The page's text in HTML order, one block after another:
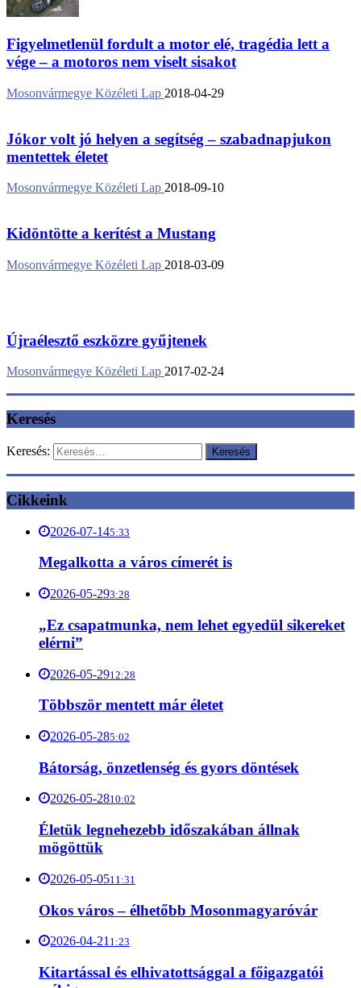
Figyelmetlenül fordult a motor elé, tragédia lett a
vége – a motoros nem viselt sisakot
Mosonvármegye Közéleti Lap 2018-04-29
Jókor volt jó helyen a segítség – szabadnapjukon
mentettek életet
Mosonvármegye Közéleti Lap 2018-09-10
Kidöntötte a kerítést a Mustang
Mosonvármegye Közéleti Lap 2018-03-09
Újraélesztő eszközre gyűjtenek
Mosonvármegye Közéleti Lap 2017-02-24
Keresés
Keresés:
Cikkeink
2026-07-145:33
Megalkotta a város címerét is
2026-05-293:28
„Ez csapatmunka, nem lehet egyedül sikereket
elérni”
2026-05-2912:28
Többször mentett már életet
2026-05-285:02
Bátorság, önzetlenség és gyors döntések
2026-05-2810:02
Életük legnehezebb időszakában állnak
mögöttük
2026-05-0511:31
Okos város – élhetőbb Mosonmagyaróvár
2026-04-21 1:23
Kitartással és elhivatottsággal a főigazgatói